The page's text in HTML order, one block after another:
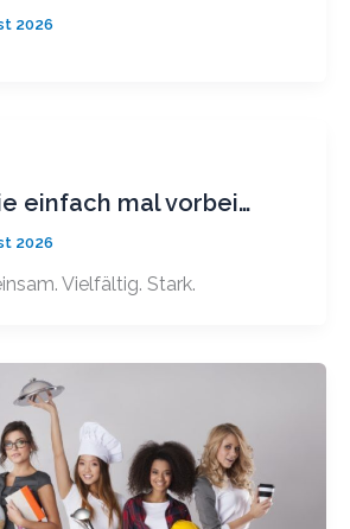
2026
einfach mal vorbei…
2026
Vielfältig. Stark.